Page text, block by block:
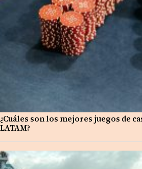
¿Cuáles son los mejores juegos de
LATAM?